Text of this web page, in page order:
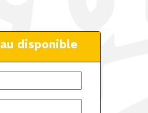
disponible